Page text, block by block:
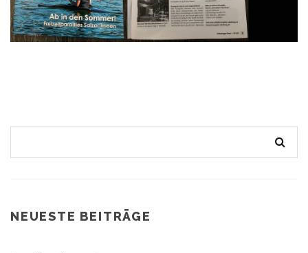
NEUESTE BEITRÄGE